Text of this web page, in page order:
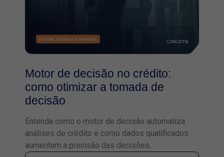
Motor de decisão no crédito:
como otimizar a tomada de
decisão
Entenda como o motor de decisão automatiza
análises de crédito e como dados qualificados
aumentam a precisão das decisões.